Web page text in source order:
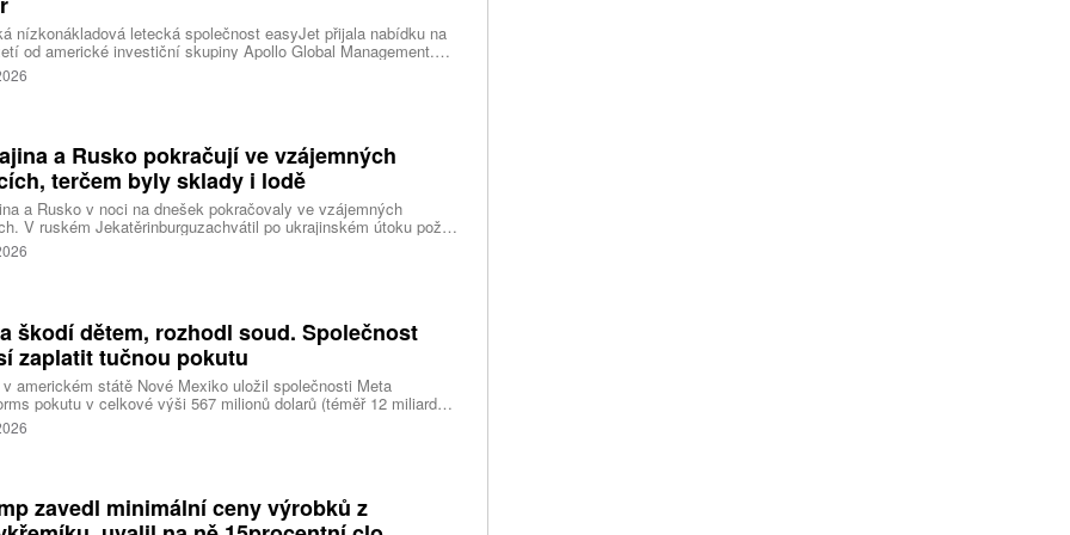
nízkonákladová letecká společnost easyJet přijala nabídku na
od americké investiční skupiny Apollo Global Management.
oceňuje aerolinku na 5,7 miliardy liber, tedy přibližně 162
korun.
a Rusko pokračují ve vzájemných
terčem byly sklady i lodě
a Rusko v noci na dnešek pokračovaly ve vzájemných
V ruském Jekatěrinburguzachvátil po ukrajinském útoku požár
centrum ruského internetového prodejce Wildberries.
o tom informovala bez podrobností na síti Telegram.
škodí dětem, rozhodl soud. Společnost
zaplatit tučnou pokutu
americkém státě Nové Mexiko uložil společnosti Meta
pokutu v celkové výši 567 milionů dolarů (téměř 12 miliard
za újmu, kterou její platformy Facebook a Instagram působí
lidem. Firma musí změnit způsob ověřování věku.
zavedl minimální ceny výrobků z